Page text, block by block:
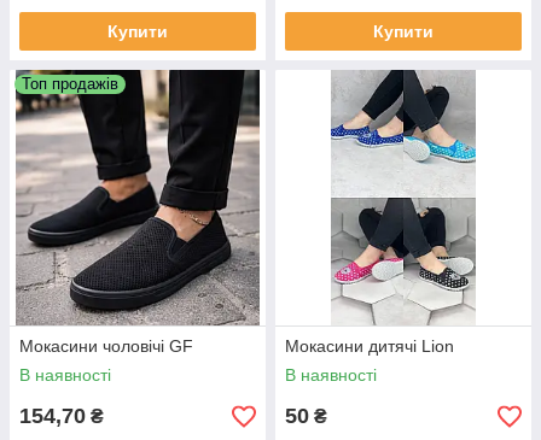
Купити Купити
Топ продажів
Мокасини чоловічі GF
В наявності
154,70 ₴
Мокасини дитячі Lion
В наявності
50 ₴